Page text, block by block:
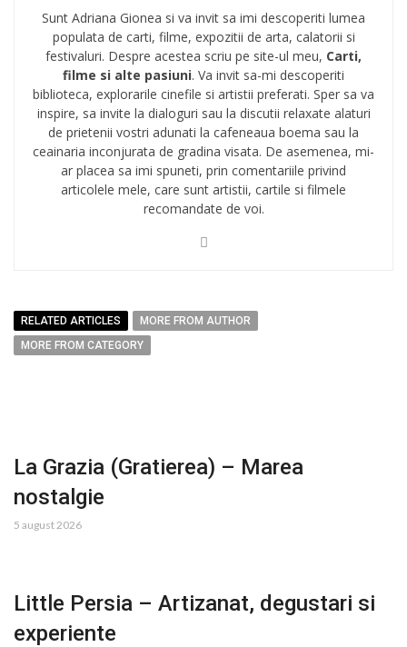
Sunt Adriana Gionea si va invit sa imi descoperiti lumea
populata de carti, filme, expozitii de arta, calatorii si
festivaluri. Despre acestea scriu pe site-ul meu, Carti,
filme si alte pasiuni. Va invit sa-mi descoperiti
biblioteca, explorarile cinefile si artistii preferati. Sper sa va
inspire, sa invite la dialoguri sau la discutii relaxate alaturi
de prietenii vostri adunati la cafeneaua boema sau la
ceainaria inconjurata de gradina visata. De asemenea, mi-
ar placea sa imi spuneti, prin comentariile privind
articolele mele, care sunt artistii, cartile si filmele
recomandate de voi.
RELATED ARTICLES
MORE FROM AUTHOR
MORE FROM CATEGORY
La Grazia (Gratierea) – Marea
nostalgie
5 august 2026
Little Persia – Artizanat, degustari si
experiente